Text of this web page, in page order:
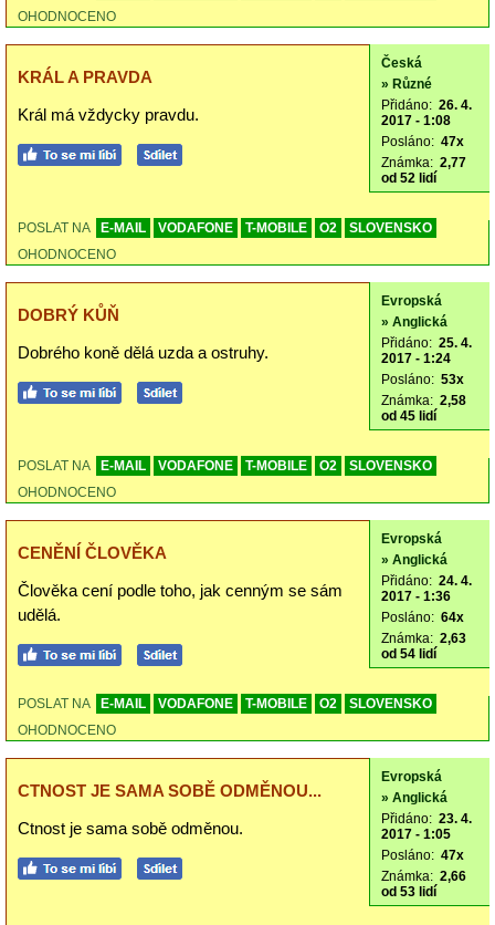
OHODNOCENO
KRÁL A PRAVDA
Král má vždycky pravdu.
Česká
» Různé
Přidáno: 26. 4.
2017 - 1:08
Posláno: 47x
Známka: 2,77
od 52 lidí
POSLAT NA E-MAIL VODAFONE T-MOBILE O2
SLOVENSKO
OHODNOCENO
DOBRÝ KŮŇ
Dobrého koně dělá uzda a ostruhy.
Evropská
» Anglická
Přidáno: 25. 4.
2017 - 1:24
Posláno: 53x
Známka: 2,58
od 45 lidí
POSLAT NA E-MAIL VODAFONE T-MOBILE O2
SLOVENSKO
OHODNOCENO
CENĚNÍ ČLOVĚKA
Člověka cení podle toho, jak cenným se sám
udělá.
Evropská
» Anglická
Přidáno: 24. 4.
2017 - 1:36
Posláno: 64x
Známka: 2,63
od 54 lidí
POSLAT NA E-MAIL VODAFONE T-MOBILE O2
SLOVENSKO
OHODNOCENO
CTNOST JE SAMA SOBĚ ODMĚNOU...
Ctnost je sama sobě odměnou.
Evropská
» Anglická
Přidáno: 23. 4.
2017 - 1:05
Posláno: 47x
Známka: 2,66
od 53 lidí